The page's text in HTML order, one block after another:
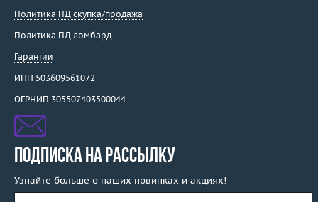
Политика ПД скупка/продажа
Политика ПД ломбард
Гарантии
ИНН 503609561072
ОГРНИП 305507403500044
ПОДПИСКА НА РАССЫЛКУ
Узнайте больше о наших новинках и акциях!